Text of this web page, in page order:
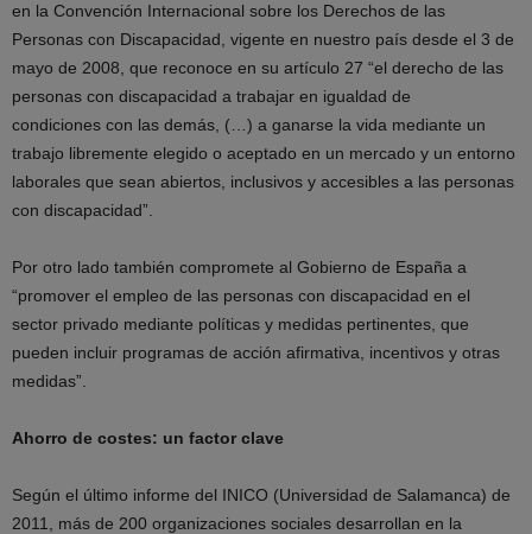
en la Convención Internacional sobre los Derechos de las
Personas con Discapacidad, vigente en nuestro país desde el 3 de
mayo de 2008, que reconoce en su artículo 27 “el derecho de las
personas con discapacidad a trabajar en igualdad de
condiciones con las demás, (…) a ganarse la vida mediante un
trabajo libremente elegido o aceptado en un mercado y un entorno
laborales que sean abiertos, inclusivos y accesibles a las personas
con discapacidad”.
Por otro lado también compromete al Gobierno de España a
“promover el empleo de las personas con discapacidad en el
sector privado mediante políticas y medidas pertinentes, que
pueden incluir programas de acción afirmativa, incentivos y otras
medidas”.
Ahorro de costes: un factor clave
Según el último informe del INICO (Universidad de Salamanca) de
2011, más de 200 organizaciones sociales desarrollan en la